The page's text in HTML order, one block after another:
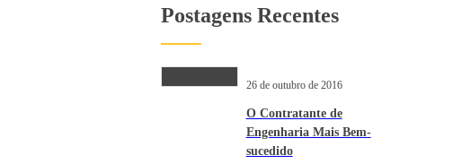
Postagens Recentes
26 de outubro de 2016
O Contratante de
Engenharia Mais Bem-
sucedido